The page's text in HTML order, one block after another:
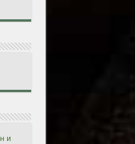
и